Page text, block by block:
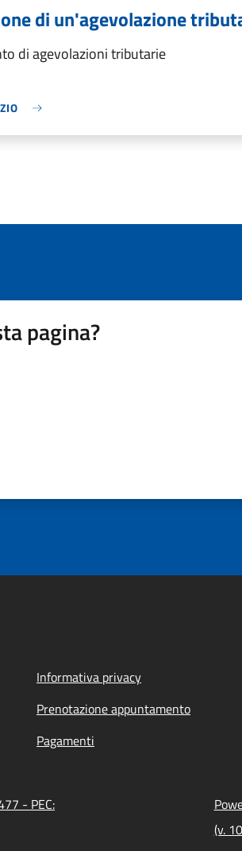
di un'agevolazione
di agevolazioni tributarie
pagina?
Informativa privacy
Prenotazione appuntamento
Pagamenti
- PEC:
(v.